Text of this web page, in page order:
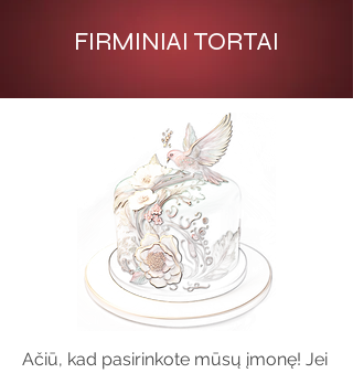
FIRMINIAI TORTAI
Ačiū, kad pasirinkote mūsų įmonę! Jei